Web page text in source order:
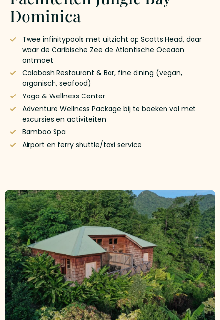
Dominica
Twee infinitypools met uitzicht op Scotts Head, daar
waar de Caribische Zee de Atlantische Oceaan
ontmoet
Calabash Restaurant & Bar, fine dining (vegan,
organisch, seafood)
Yoga & Wellness Center
Adventure Wellness Package bij te boeken vol met
excursies en activiteiten
Bamboo Spa
Airport en ferry shuttle/taxi service